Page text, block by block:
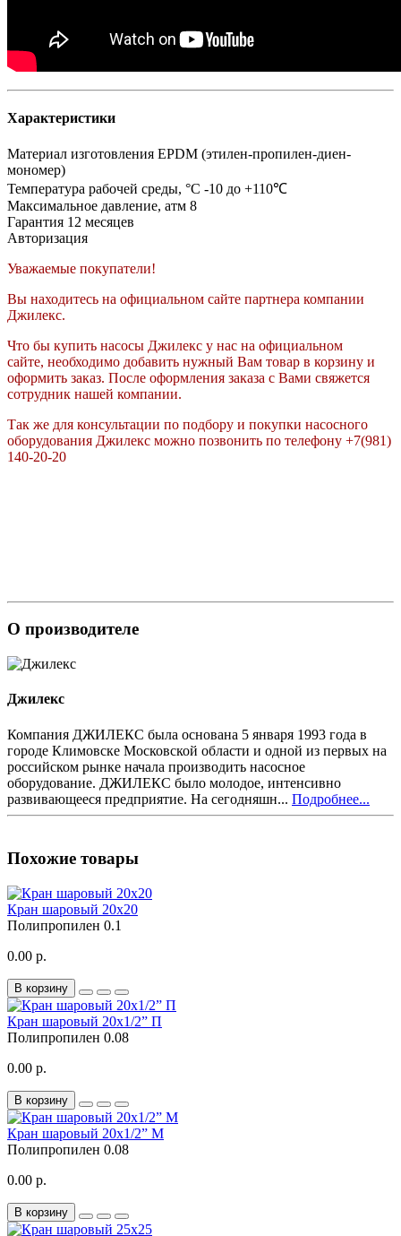
Характеристики
Материал изготовления EPDM (этилен-пропилен-диен-
мономер)
Температура рабочей среды, °C -10 до +110℃
Максимальное давление, атм 8
Гарантия 12 месяцев
Авторизация
Уважаемые покупатели!
Вы находитесь на официальном сайте партнера компании
Джилекс.
Что бы купить насосы Джилекс у нас на официальном
сайте, необходимо добавить нужный Вам товар в корзину и
оформить заказ. После оформления заказа с Вами свяжется
сотрудник нашей компании.
Так же для консультации по подбору и покупки насосного
оборудования Джилекс можно позвонить по телефону +7(981)
140-20-20
О производителе
Джилекс
Компания ДЖИЛЕКС была основана 5 января 1993 года в
городе Климовске Московской области и одной из первых на
российском рынке начала производить насосное
оборудование. ДЖИЛЕКС было молодое, интенсивно
развивающееся предприятие. На сегодняшн... Подробнее...
Похожие товары
Кран шаровый 20х20
Полипропилен 0.1
0.00 р.
В корзину
Кран шаровый 20x1/2” П
Полипропилен 0.08
0.00 р.
В корзину
Кран шаровый 20x1/2” М
Полипропилен 0.08
0.00 р.
В корзину